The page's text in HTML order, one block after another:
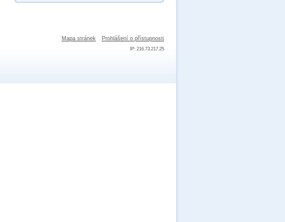
Mapa stránek Prohlášení o přístupnosti
IP: 216.73.217.25